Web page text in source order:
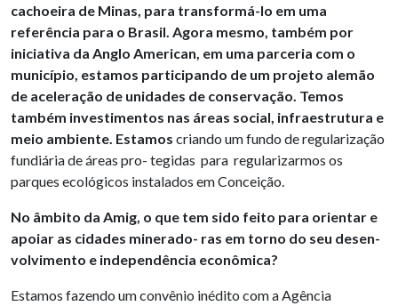
cachoeira de Minas, para transformá-lo em uma
referência para o Brasil. Agora mesmo, também por
iniciativa da Anglo American, em uma parceria com o
município, estamos participando de um projeto alemão
de aceleração de unidades de conservação. Temos
também investimentos nas áreas social, infraestrutura e
meio ambiente. Estamos criando um fundo de regularização
fundiária de áreas pro- tegidas para regularizarmos os
parques ecológicos instalados em Conceição.
No âmbito da Amig, o que tem sido feito para orientar e
apoiar as cidades minerado- ras em torno do seu desen-
volvimento e independência econômica?
Estamos fazendo um convênio inédito com a Agência